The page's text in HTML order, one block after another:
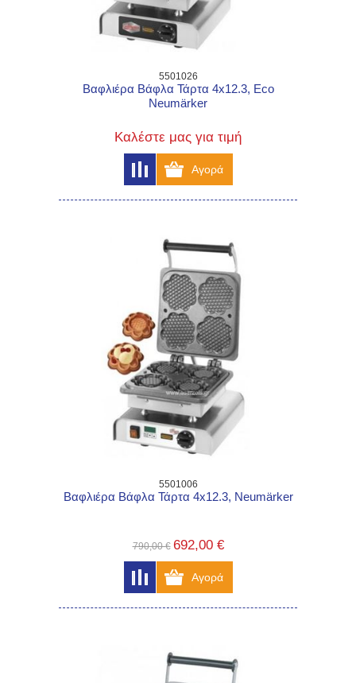
5501026
Βαφλιέρα Βάφλα Τάρτα 4x12.3, Eco
Neumärker
Καλέστε μας για τιμή
5501006
Βαφλιέρα Βάφλα Τάρτα 4x12.3, Neumärker
790,00 € 692,00 €